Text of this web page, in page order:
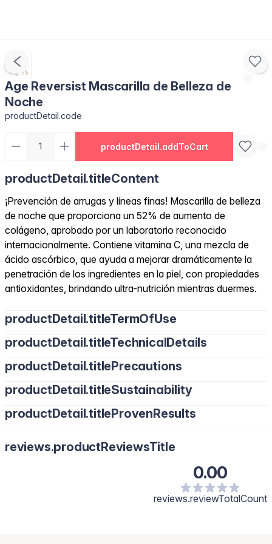
Age Reversist Mascarilla de Belleza de
Noche
productDetail.code
productDetail.addToCart
productDetail.titleContent
¡Prevención de arrugas y líneas finas! Mascarilla de belleza
de noche que proporciona un 52% de aumento de
colágeno, aprobado por un laboratorio reconocido
internacionalmente. Contiene vitamina C, una mezcla de
ácido ascórbico, que ayuda a mejorar dramáticamente la
penetración de los ingredientes en la piel, con propiedades
antioxidantes, brindando ultra-nutrición mientras duermes.
productDetail.titleTermOfUse
productDetail.titleTechnicalDetails
productDetail.titlePrecautions
productDetail.titleSustainability
productDetail.titleProvenResults
reviews.productReviewsTitle
0.00
reviews.reviewTotalCount